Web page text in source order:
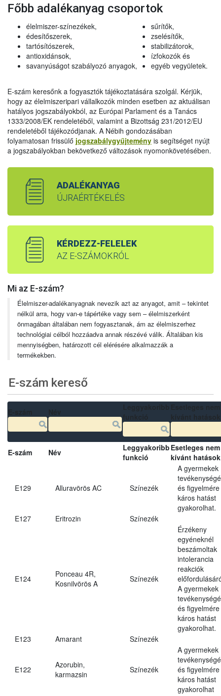
Főbb adalékanyag csoportok
élelmiszer-színezékek,
édesítőszerek,
tartósítószerek,
antioxidánsok,
savanyúságot szabályozó anyagok,
sűrítők,
zselésítők,
stabilizátorok,
ízfokozók és
egyéb vegyületek.
E-szám keresőnk a fogyasztók tájékoztatására szolgál. Kérjük,
hogy az élelmiszeripari vállalkozók minden esetben az aktuálisan
hatályos jogszabályokból, az Európai Parlament és a Tanács
1333/2008/EK rendeletéből, valamint a Bizottság 231/2012/EU
rendeletéből tájékozódjanak. A Nébih gondozásában
folyamatosan frissülő jogszabálygyűjtemény is segítséget nyújt
a jogszabályokban bekövetkező változások nyomonkövetésében.
ADALÉKANYAG
ÚJRAÉRTÉKELÉS
KÉRDEZZ-FELELEK
AZ E-SZÁMOKRÓL
Mi az E-szám?
Élelmiszer-adalékanyagnak nevezik azt az anyagot, amit – tekintet
nélkül arra, hogy van-e tápértéke vagy sem – élelmiszerként
önmagában általában nem fogyasztanak, ám az élelmiszerhez
technológiai célból hozzáadva annak részévé válik. Általában kis
mennyiségben, határozott cél elérésére alkalmazzák a
termékekben.
E-szám kereső
E-szám Név
Leggyakoribb
funkció
Esetleges nem
kívánt hatások
E129 Alluravörös AC Színezék
A gyermekek
és figyelmére
káros hatást
gyakorolhat.
E127
Eritrozin Színezék
E124
Ponceau 4R,
Kosnilvörös A
Színezék
Érzékeny
egyéneknél
beszámoltak
intolerancia
reakciók
A gyermekek
és figyelmére
káros hatást
gyakorolhat.
E123
Amarant Színezék
E122
Azorubin,
karmazsin
Színezék
A gyermekek
és figyelmére
káros hatást
gyakorolhat